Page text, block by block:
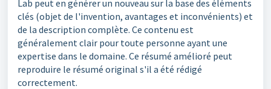
Lab peut en générer un nouveau sur la base des éléments
clés (objet de l'invention, avantages et inconvénients) et
de la description complète. Ce contenu est
généralement clair pour toute personne ayant une
expertise dans le domaine. Ce résumé amélioré peut
reproduire le résumé original s'il a été rédigé
correctement.